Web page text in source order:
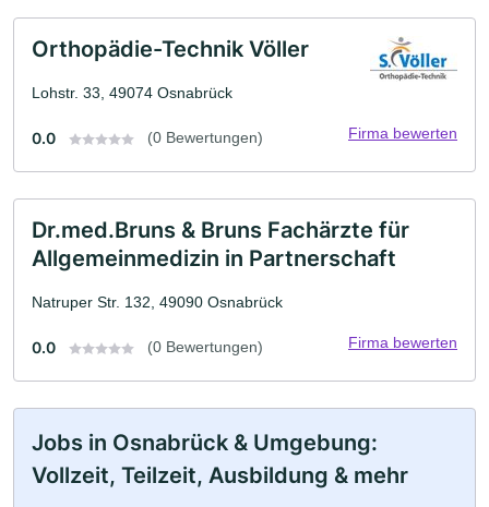
Orthopädie-Technik Völler
Lohstr. 33, 49074 Osnabrück
0.0 (0 Bewertungen) Firma bewerten
Dr.med.Bruns & Bruns Fachärzte für
Allgemeinmedizin in Partnerschaft
Natruper Str. 132, 49090 Osnabrück
0.0 (0 Bewertungen) Firma bewerten
Jobs in Osnabrück & Umgebung:
Vollzeit, Teilzeit, Ausbildung & mehr